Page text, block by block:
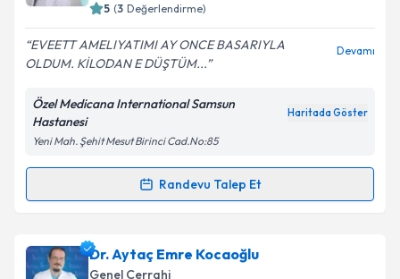
Kişisel verilerimin işlenmesine ilişkin
Aydınlatma
Metni
kapsamda işlenmesini kabul ediyorum.
Takvim Talebini Gönder
5 (3 Değerlendirme)
EVEETT AMELIYATIMI AY ONCE BASARIYLA
OLDUM. KİLODAN E DÜŞTÜM...
Devamı
Özel Medicana International Samsun
Hastanesi
Haritada Göster
Yeni Mah. Şehit Mesut Birinci Cad.No:85
Randevu Talep Et
Randevu Takvimi Talebi
Doç. Dr. Sönmez Ocakiçin randevu takvimi talebi
oluşturun. Size bu uzmandan randevu almanız için bir
Dr. Aytaç Emre Kocaoğlu
Genel Cerrahi